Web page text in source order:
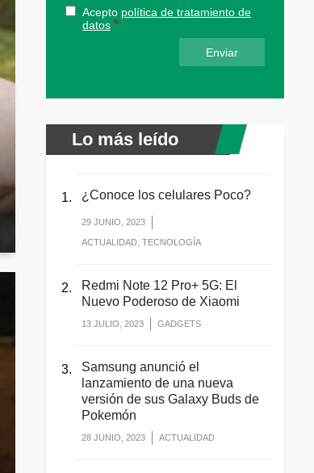
Acepto política de tratamiento de
datos
Lo más leído
¿Conoce los celulares Poco?
29 JUNIO, 2023
ACTUALIDAD, TECNOLOGÍA
Redmi Note 12 Pro+ 5G: El
Nuevo Poderoso de Xiaomi
13 JULIO, 2023 GADGETS
Samsung anunció el
lanzamiento de una nueva
versión de sus Galaxy Buds de
Pokemón
28 JUNIO, 2023 ACTUALIDAD